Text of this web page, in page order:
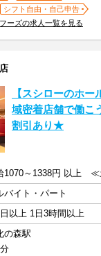
シフト自由・自己申告
ーズの求人一覧を見る
【スシローのホー
域密着店舗で働こ
割引あり★
1070～1338円 以上 ≪
バイト・パート
以上 1日3時間以上
の森駅